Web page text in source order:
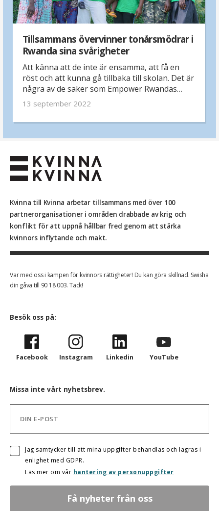
Tillsammans övervinner tonårsmödrar i
Rwanda sina svårigheter
Att känna att de inte är ensamma, att få en
röst och att kunna gå tillbaka till skolan. Det är
några av de saker som Empower Rwandas
program för att stödja unga mammor från
fattiga familjer har betytt för flickorna som
deltar.
13 september 2022
Kvinna till Kvinna arbetar tillsammans med över 100
partnerorganisationer i områden drabbade av krig och
konflikt för att uppnå hållbar fred genom att stärka
kvinnors inflytande och makt.
Var med oss i kampen för kvinnors rättigheter! Du kan göra skillnad. Swisha
din gåva till 90 18 003. Tack!
Besök oss på:
Facebook Instagram Linkedin YouTube
Missa inte vårt nyhetsbrev.
Jag samtycker till att mina uppgifter behandlas och lagras i
enlighet med GDPR.
Läs mer om vår hantering av personuppgifter